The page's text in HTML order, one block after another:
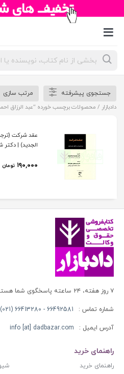
جستجوی
محصولات
جستجوی پیشرفته
مرتب سازی
دادبازار / محصولات برچسب خورده “عبد الرزاق
عقد شرکت
الجدید) | دکتر
۱۹۰,۰۰۰ تومان
۷ روز هفته، ۲۴ ساعته پاسخگوی شما هستیم
شماره تماس : 66492581 - 66413280 (021)
آدرس ایمیل : info [at] dadbazar.com
راهنمای خرید
راهنمای خرید